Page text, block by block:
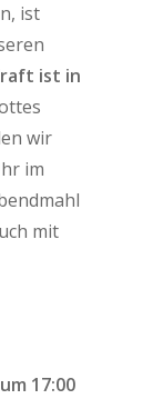
ist
ist in
wir
im
mit
um 17:00